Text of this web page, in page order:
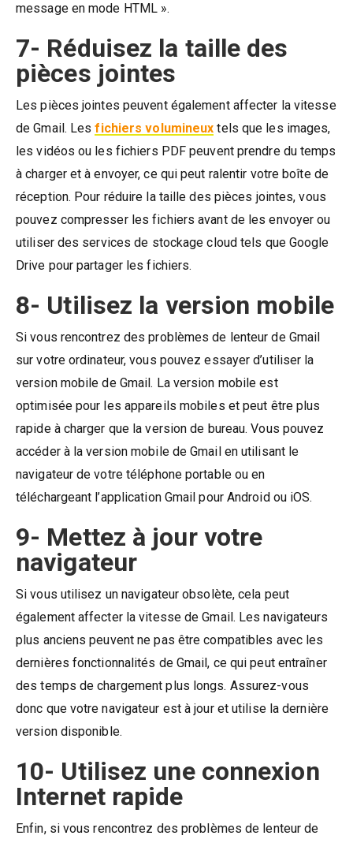
message en mode HTML ».
7- Réduisez la taille des
pièces jointes
Les pièces jointes peuvent également affecter la vitesse
de Gmail. Lesfichiers volumineux tels que les images,
les vidéos ou les fichiers PDF peuvent prendre du temps
à charger et à envoyer, ce qui peut ralentir votre boîte de
réception. Pour réduire la taille des pièces jointes, vous
pouvez compresser les fichiers avant de les envoyer ou
utiliser des services de stockage cloud tels que Google
Drive pour partager les fichiers.
8- Utilisez la version mobile
Si vous rencontrez des problèmes de lenteur de Gmail
sur votre ordinateur, vous pouvez essayer d’utiliser la
version mobile de Gmail. La version mobile est
optimisée pour les appareils mobiles et peut être plus
rapide à charger que la version de bureau. Vous pouvez
accéder à la version mobile de Gmail en utilisant le
navigateur de votre téléphone portable ou en
téléchargeant l’application Gmail pour Android ou iOS.
9- Mettez à jour votre
navigateur
Si vous utilisez un navigateur obsolète, cela peut
également affecter la vitesse de Gmail. Les navigateurs
plus anciens peuvent ne pas être compatibles avec les
dernières fonctionnalités de Gmail, ce qui peut entraîner
des temps de chargement plus longs. Assurez-vous
donc que votre navigateur est à jour et utilise la dernière
version disponible.
10- Utilisez une connexion
Internet rapide
Enfin, si vous rencontrez des problèmes de lenteur de